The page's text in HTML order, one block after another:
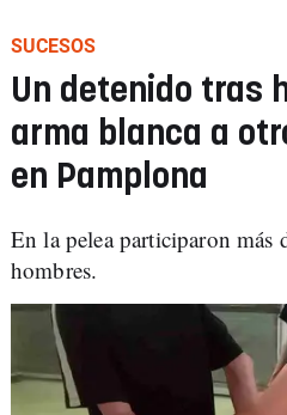
SUCESOS
Un detenido tras
arma blanca a
en Pamplona
En la pelea participaron más
hombres.